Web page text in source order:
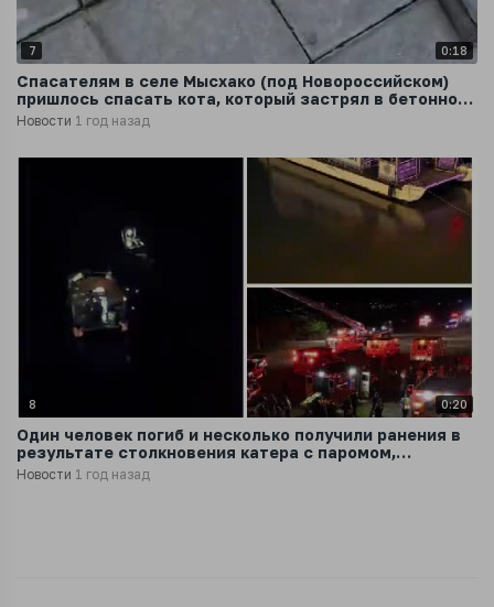
7 0:18
Спасателям в селе Мысхако (под Новороссийском)
пришлось спасать кота, который застрял в бетонном
заборе
Новости 1 год назад
8 0:20
Один человек погиб и несколько получили ранения в
результате столкновения катера с паромом,
перевозившим 45 пассажиров
Новости 1 год назад